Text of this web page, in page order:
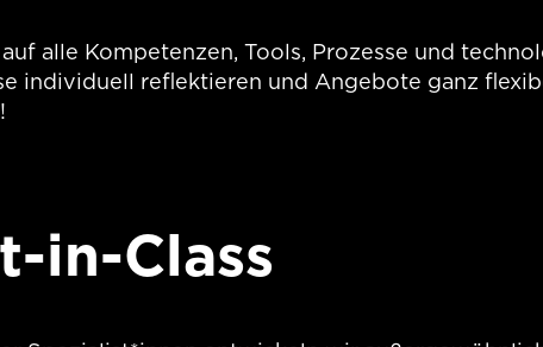
alle Kompetenzen, Tools, Prozesse und
individuell reflektieren und Angebote ganz
in-Class